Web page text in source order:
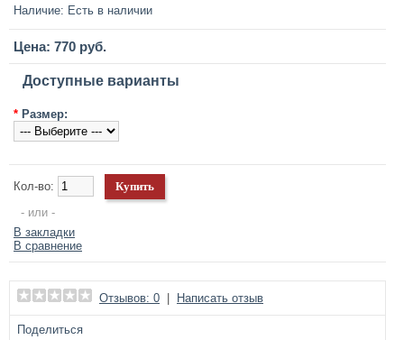
Наличие: Есть в наличии
Цена: 770 руб.
Доступные варианты
* Размер:
Кол-во:
- или -
В закладки
В сравнение
Отзывов: 0 Написать отзыв
Поделиться